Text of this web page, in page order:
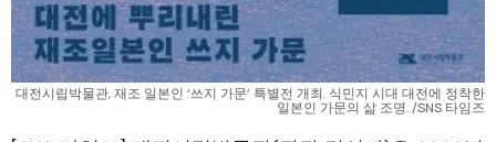
대전시립박물관, 재조 일본인 ‘쓰지 가문’ 특별전 개최. 식민지 시대 대전에 정착한
일본인 가문의 삶 조명. /SNS 타임즈